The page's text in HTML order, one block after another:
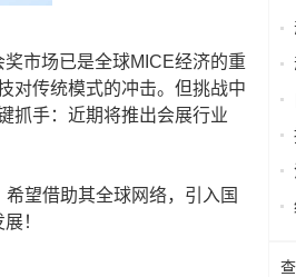
市场已是全球MICE经济的重
对传统模式的冲击。但挑战中
抓手：近期将推出会展行业
望借助其全球网络，引入国
！